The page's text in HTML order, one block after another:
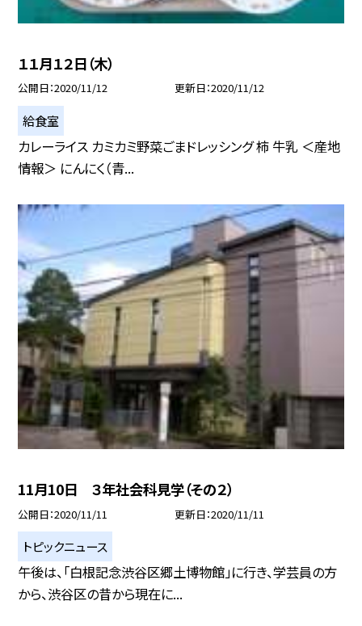
１１月１２日（木）
公開日 2020/11/12 更新日 2020/11/12
給食室
カレーライス カミカミ野菜ごまドレッシング 柿 牛乳 ＜産地
情報＞ にんにく（青...
11月10日 ３年社会科見学（その２）
公開日 2020/11/11 更新日 2020/11/11
トピックニュース
午後は、「白根記念渋谷区郷土博物館」に行き、学芸員の方
から、渋谷区の昔から現在に...